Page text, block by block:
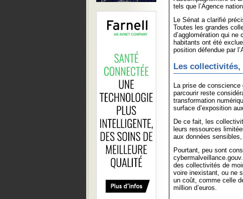
tels que l’Agence
Le Sénat a clarifié
Toutes les grandes
d’agglomération qui
habitants ont été
position défendue par
Les
La prise de
parcourir reste
transformation
surface d’exposition
De ce fait, les
leurs ressources
aux données
Pourtant, peu sont
des collectivités de
voire inexistant, ou ne
un coût, comme celle
million d’euros.